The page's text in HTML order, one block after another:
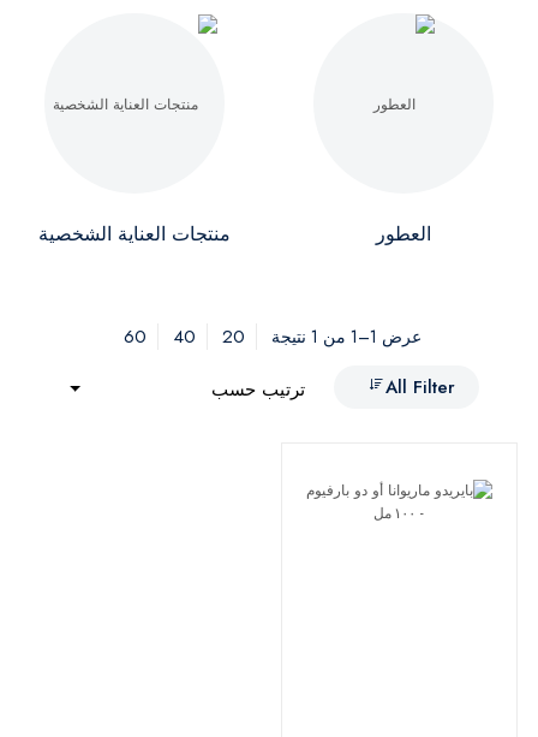
العطور منتجات العناية الشخصية
عرض 1–1 من 1 نتيجة 20
40
60
All Filter
ترتيب حسب